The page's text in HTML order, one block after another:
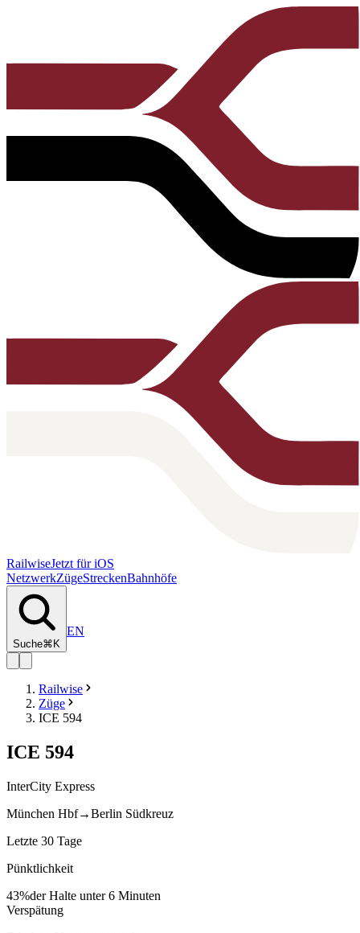
RailwiseJetzt für iOS
NetzwerkZügeStreckenBahnhöfe
Suche⌘K
EN
Railwise
Züge
ICE 594
ICE 594
InterCity Express
München Hbf→Berlin Südkreuz
Letzte 30 Tage
Pünktlichkeit
43%der Halte unter 6 Minuten
Verspätung